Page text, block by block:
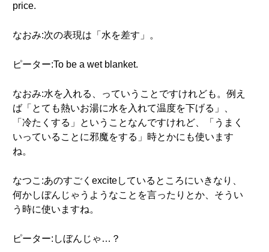
price.
なおみ:次の表現は「水を差す」。
ピーター:To be a wet blanket.
なおみ:水を入れる、っていうことですけれども。例え
ば「とても熱いお湯に水を入れて温度を下げる」、
「冷たくする」ということなんですけれど、「うまく
いっていることに邪魔をする」時とかにも使います
ね。
なつこ:あのすごくexciteしているところにいきなり、
何かしぼんじゃうようなことを言ったりとか、そうい
う時に使いますね。
ピーター:しぼんじゃ…？